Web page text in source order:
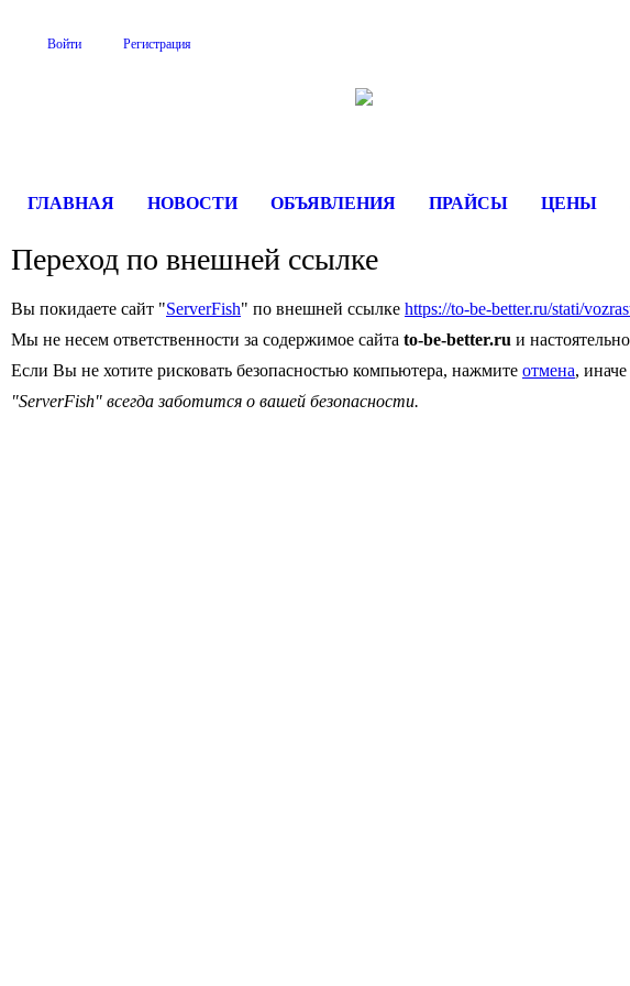
Войти Регистрация
ГЛАВНАЯ НОВОСТИ ОБЪЯВЛЕНИЯ ПРАЙСЫ ЦЕНЫ
Переход по внешней ссылке
Вы покидаете сайт "ServerFish" по внешней ссылке https://to-be-better.ru/stati/
Мы не несем ответственности за содержимое сайта to-be-better.ru и
Если Вы не хотите рисковать безопасностью компьютера, нажмите отмена,
"ServerFish" всегда заботится о вашей безопасности.